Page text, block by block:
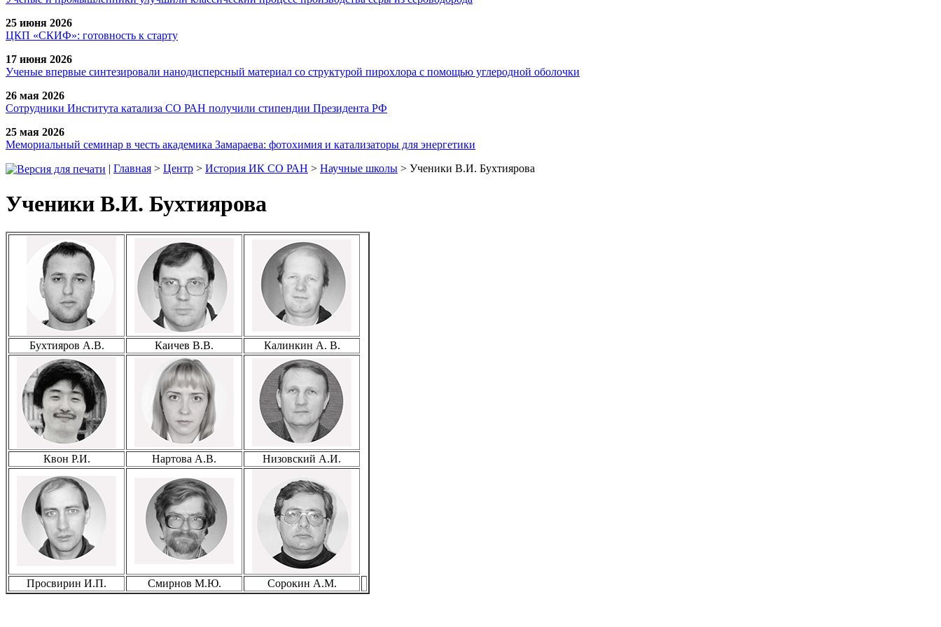
25 июня 2026
ЦКП «СКИФ»: готовность к старту
17 июня 2026
Ученые впервые синтезировали нанодисперсный материал со структурой пирохлора с помощью углеродной оболочки
26 мая 2026
Сотрудники Института катализа СО РАН получили стипендии Президента РФ
25 мая 2026
Мемориальный семинар в честь академика Замараева: фотохимия и катализаторы для энергетики
| Главная > Центр > История ИК СО РАН > Научные школы > Ученики В.И. Бухтиярова
Ученики В.И. Бухтиярова
Бухтияров А.В. Каичев В.В. Калинкин А. В.
Квон Р.И. Нартова А.В. Низовский А.И.
Просвирин И.П. Смирнов М.Ю. Сорокин А.М.